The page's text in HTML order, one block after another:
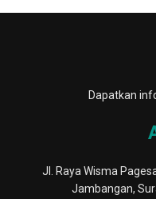
Dapatkan
Jl. Raya Wisma
Jambangan,